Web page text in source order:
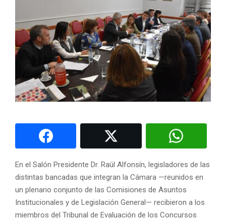
En el Salón Presidente Dr. Raúl Alfonsín, legisladores de las
distintas bancadas que integran la Cámara —reunidos en
un plenario conjunto de las Comisiones de Asuntos
Institucionales y de Legislación General— recibieron a los
miembros del Tribunal de Evaluación de los Concursos